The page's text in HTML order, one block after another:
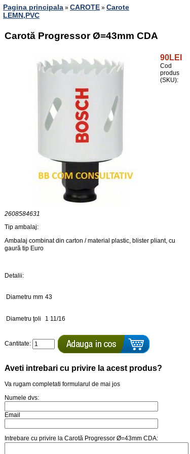
Pagina principala » CAROTE » Carote
LEMN,PVC
Carotă Progressor Ø=43mm CDA
90LEI
Cod
produs
(SKU):
2608584631
Tip ambalaj:
Ambalaj combinat din carton / material plastic, blister pliant, cu
gaură tip Euro
Detalii:
Diametru mm 43
Diametru ţoli 1 11/16
Cantitate:
Aveti intrebari cu privire la acest produs?
Va rugam completati formularul de mai jos
Numele dvs:
Email
Intrebare cu privire la Carotă Progressor Ø=43mm CDA: